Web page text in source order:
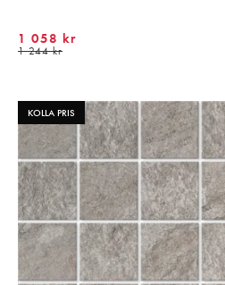
1 058 kr
1 244 kr
KOLLA PRIS